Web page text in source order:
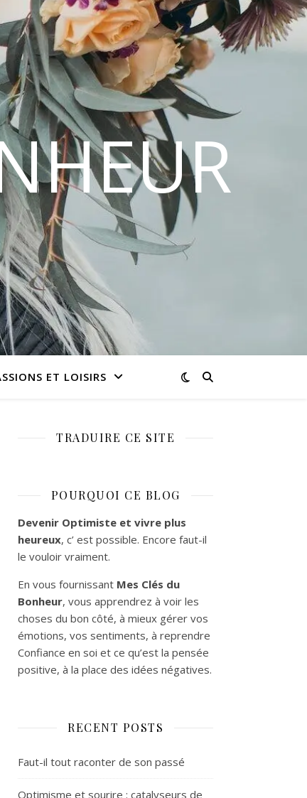
ET LOISIRS
TRADUIRE CE SITE
POURQUOI CE BLOG
Devenir Optimiste et vivre plus
heureux, c’ est possible. Encore faut-il
le vouloir vraiment.
En vous fournissant Mes Clés du
Bonheur, vous apprendrez à voir les
choses du bon côté, à mieux gérer vos
émotions, vos sentiments, à reprendre
Confiance en soi et ce qu’est la pensée
positive, à la place des idées négatives.
RECENT POSTS
Faut-il tout raconter de son passé
Optimisme et sourire : catalyseurs de